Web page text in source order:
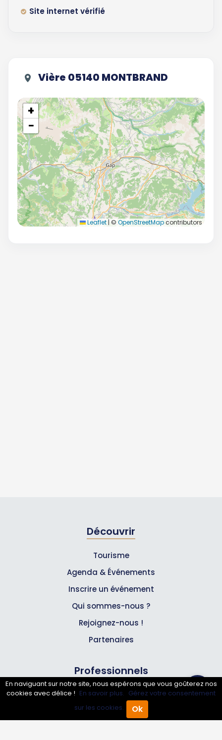
Annuaire Pro Agenda
Site internet vérifié
Vière 05140 MONTBRAND
+
−
Leaflet | © OpenStreetMapcontributors
Découvrir
Tourisme
Agenda & Événements
Inscrire un événement
Qui sommes-nous ?
Rejoignez-nous !
Partenaires
Professionnels
Annuaire pro
Inscrire mon entreprise
En naviguant sur notre site, nous espérons que vous goûterez nos
cookies avec délice ! En savoir plus. Gérez votre consentement
sur les cookies.
Ok